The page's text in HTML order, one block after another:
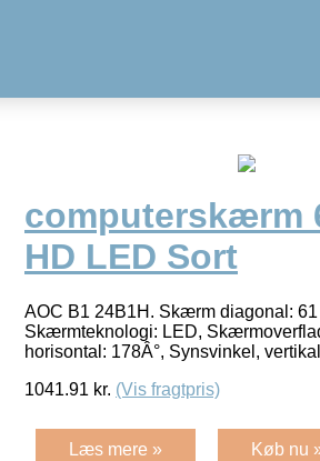
computerskærm
HD LED Sort
AOC B1 24B1H. Skærm diagonal:
Skærmteknologi: LED,
horisontal: 178Â°, Synsvinkel,
1041.91 kr. (Vis fragtpris)
Læs mere » Køb nu